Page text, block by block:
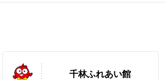
千林ふれあい館